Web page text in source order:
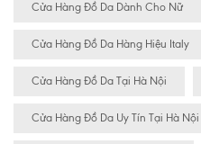
Cửa Hàng Đồ Da Dành Cho Nữ
Cửa Hàng Đồ Da Hàng Hiệu Italy
Cửa Hàng Đồ Da Tại Hà Nội
Cửa Hàng Đồ Da Uy Tín Tại Hà Nội